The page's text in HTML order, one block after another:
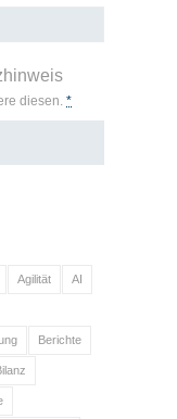
diesen.*
Agilität AI
Berichte